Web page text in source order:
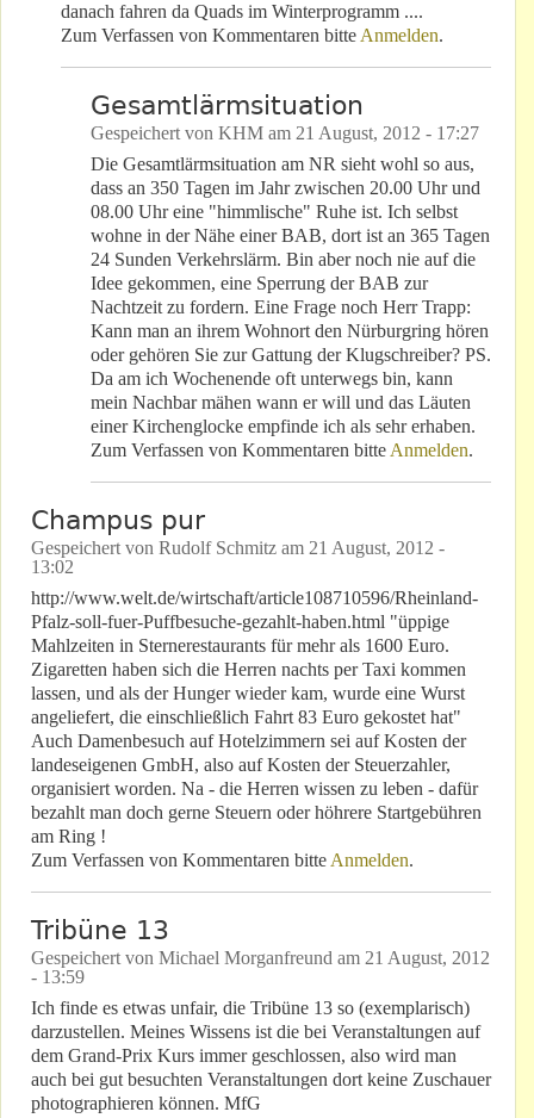
danach fahren da Quads im Winterprogramm ....
Zum Verfassen von Kommentaren bitte Anmelden.
Gesamtlärmsituation
Gespeichert von KHM am 21 August, 2012 - 17:27
Die Gesamtlärmsituation am NR sieht wohl so aus,
dass an 350 Tagen im Jahr zwischen 20.00 Uhr und
08.00 Uhr eine "himmlische" Ruhe ist. Ich selbst
wohne in der Nähe einer BAB, dort ist an 365 Tagen
24 Sunden Verkehrslärm. Bin aber noch nie auf die
Idee gekommen, eine Sperrung der BAB zur
Nachtzeit zu fordern. Eine Frage noch Herr Trapp:
Kann man an ihrem Wohnort den Nürburgring hören
oder gehören Sie zur Gattung der Klugschreiber? PS.
Da am ich Wochenende oft unterwegs bin, kann
mein Nachbar mähen wann er will und das Läuten
einer Kirchenglocke empfinde ich als sehr erhaben.
Zum Verfassen von Kommentaren bitte Anmelden.
Champus pur
Gespeichert von Rudolf Schmitz am 21 August, 2012 -
13:02
http://www.welt.de/wirtschaft/article108710596/Rheinland-
Pfalz-soll-fuer-Puffbesuche-gezahlt-haben.html "üppige
Mahlzeiten in Sternerestaurants für mehr als 1600 Euro.
Zigaretten haben sich die Herren nachts per Taxi kommen
lassen, und als der Hunger wieder kam, wurde eine Wurst
angeliefert, die einschließlich Fahrt 83 Euro gekostet hat"
Auch Damenbesuch auf Hotelzimmern sei auf Kosten der
landeseigenen GmbH, also auf Kosten der Steuerzahler,
organisiert worden. Na - die Herren wissen zu leben - dafür
bezahlt man doch gerne Steuern oder höhrere Startgebühren
am Ring !
Zum Verfassen von Kommentaren bitte Anmelden.
Tribüne 13
Gespeichert von Michael Morganfreund am 21 August, 2012
- 13:59
Ich finde es etwas unfair, die Tribüne 13 so (exemplarisch)
darzustellen. Meines Wissens ist die bei Veranstaltungen auf
dem Grand-Prix Kurs immer geschlossen, also wird man
auch bei gut besuchten Veranstaltungen dort keine Zuschauer
photographieren können. MfG